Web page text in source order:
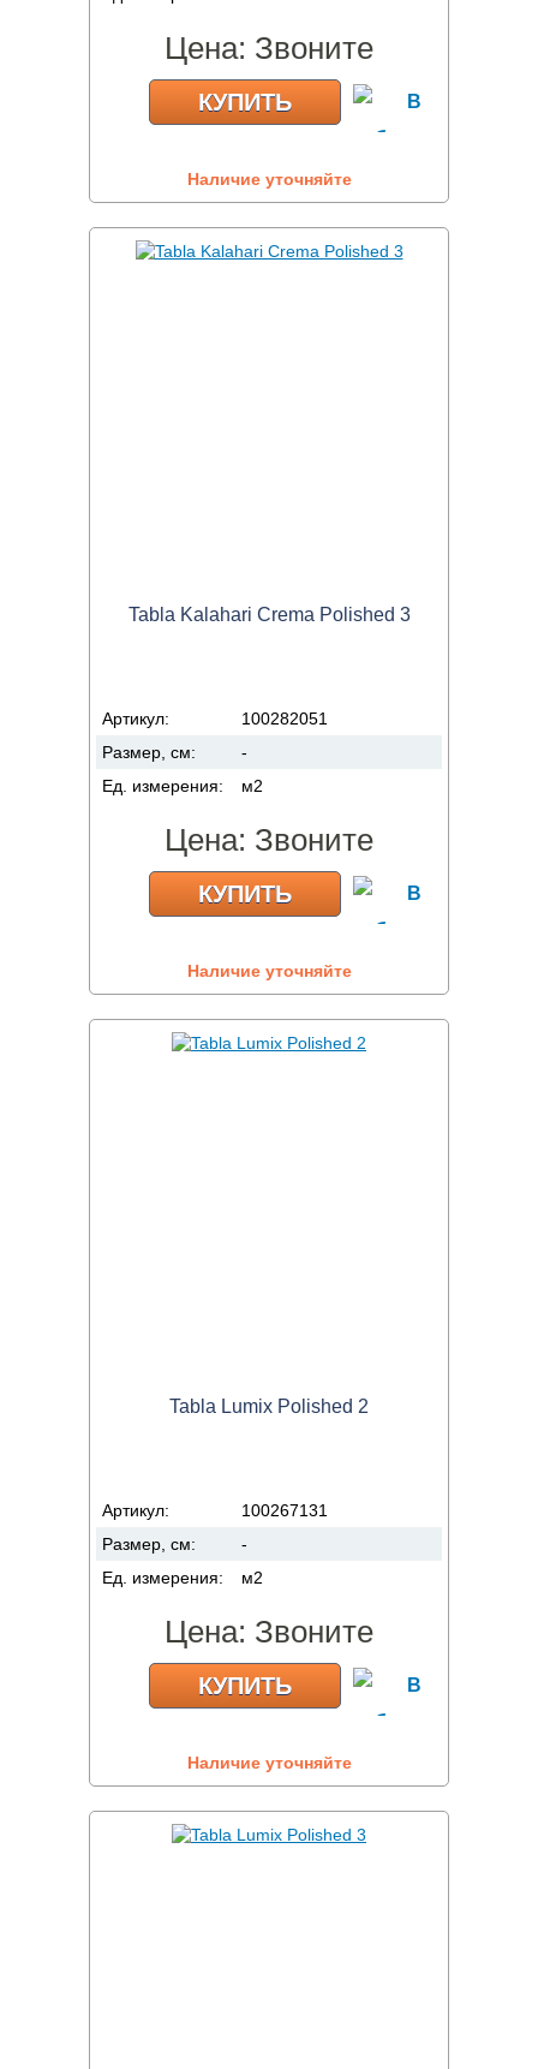
Цена: Звоните
КУПИТЬ
Наличие уточняйте
Tabla Kalahari Crema Polished 3
Артикул:
100282051
Размер, см:
-
Ед. измерения:
м2
Цена: Звоните
КУПИТЬ
Наличие уточняйте
Tabla Lumix Polished 2
Артикул:
100267131
Размер, см:
-
Ед. измерения:
м2
Цена: Звоните
КУПИТЬ
Наличие уточняйте